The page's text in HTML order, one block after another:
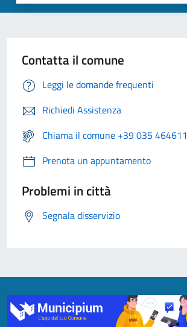
Contatta il comune
Leggi le domande frequenti
Richiedi Assistenza
Chiama il comune +39 035 464611
Prenota un appuntamento
Problemi in città
Segnala disservizio